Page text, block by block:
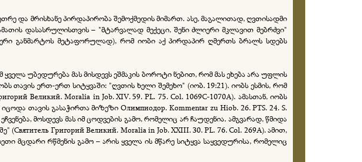
და მრისხანე პირდაპირობა შემოქმედის მიმართ. ასე, მაგალითად, ღვთისადმი
დასასრულისთვის – "მტარვალად მექეცი, შენი ძლიერი მკლავით მებრძვი"
განმარტოს მეტაფორულად), რომ იობი აქ პირდაპირ ღმერთს ბრალს სდებს
უბედურება მას მისდევს ეშმაკის ბოროტი ნებით, რომ მას ეხება არა უფლის
თავის ერთ-ერთ სიტყვაში: "ღვთის ხელი შემეხო" (იობ. 19:21). იობს ესმის, რომ
Великий. Moralia in Job. XIV. 59. PL. 75. Col. 1069C-1070A). ამასთან, იობს
თავის გასაჭირთა მიზეზი Олимпиодор. Kommentar zu Hiob. 26. PTS. 24. S.
მოსდევს მას იმ ცოდვების გამო, რომელიც არ ჩაუდენია. ამგვარად, წმიდა
Григорий Великий. Moralia in Job. XXIII. 30. PL. 76. Col. 269A). ამით,
მცდარი რწმენის გამო – არის ყველა ის მწარე სიტყვა საყვედურისა, რომელიც